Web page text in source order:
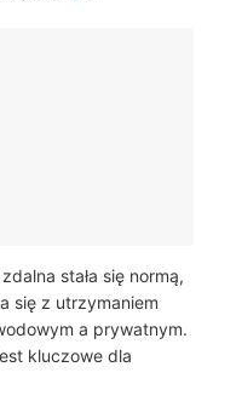
stała się normą,
się z utrzymaniem
a prywatnym.
kluczowe dla